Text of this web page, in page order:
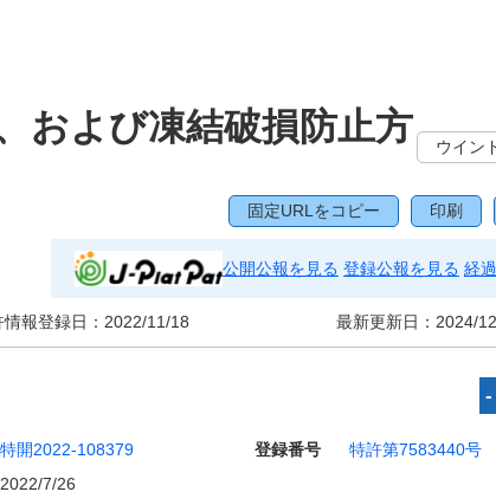
および凍結破損防止方
ウイン
固定URLをコピー 印刷
公開公報を見る 登録公報を見る 経
報登録日： 2022/11/18 最新更新日： 2024/
特開2022-108379 登録番号
特許第7583440号
2022/7/26